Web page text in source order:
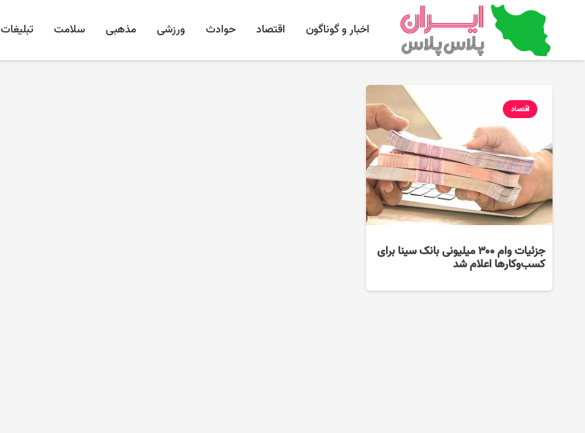
اخبار و گوناگون اقتصاد حوادث ورزشی مذهبی سلامت تبلیغات
اقتصاد
جزئیات وام ۳۰۰ میلیونی بانک سینا برای
کسب‌وکارها اعلام شد